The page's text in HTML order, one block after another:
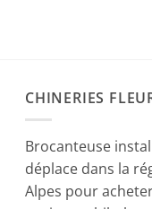
CHINERIES
Brocanteuse
déplace dans la
Alpes pour